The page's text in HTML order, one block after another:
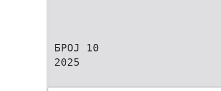
БРОЈ 10
2025